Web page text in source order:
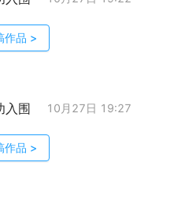
作品 >
入围 10月27日 19:27
作品 >